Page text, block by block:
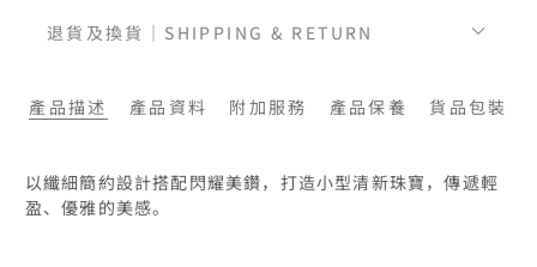
退貨及換貨｜SHIPPING & RETURN
產品描述 產品資料 附加服務 產品保養 貨品包裝
以纖細簡約設計搭配閃耀美鑽，打造小型清新珠寶，傳遞輕
盈、優雅的美感。